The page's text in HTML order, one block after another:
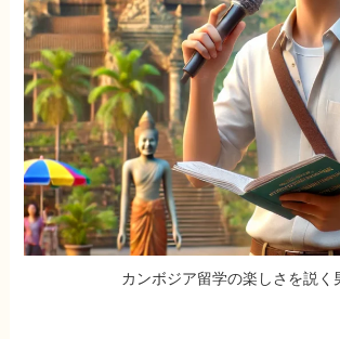
カンボジア留学の楽しさを説く